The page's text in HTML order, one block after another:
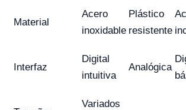
Material
Acero
inoxidable
Plástico
resistente
Interfaz
Digital
intuitiva
Analógica
Variados